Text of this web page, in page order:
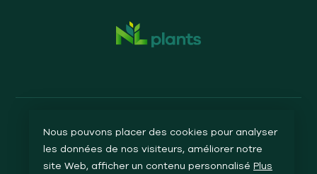
Nous pouvons placer des cookies pour analyser
les données de nos visiteurs, améliorer notre
site Web, afficher un contenu personnalisé Plus
DÉCLARATION DE CONFIDENTIALITÉ
COOKIES
CONDITIONS GÉNÉRALES
SITEMAP